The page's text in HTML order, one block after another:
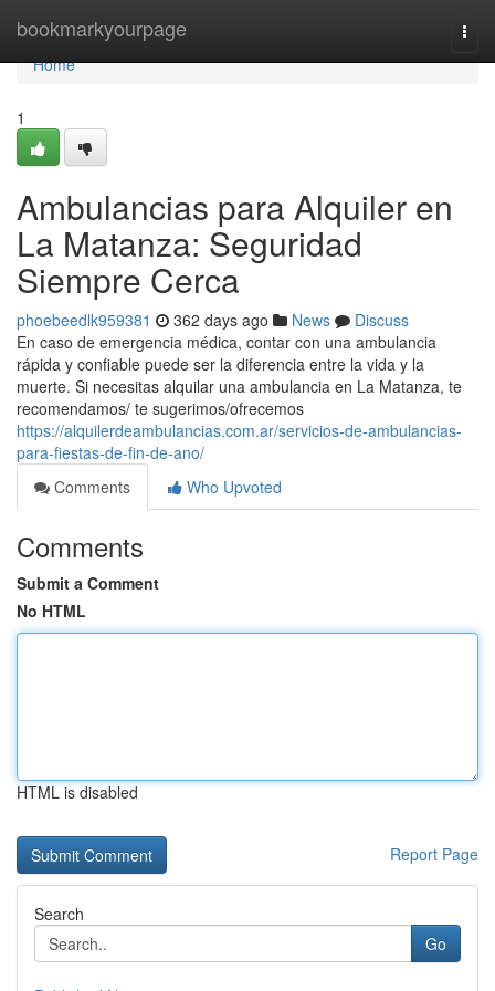
bookmarkyourpage
Home
Home
1
Ambulancias para Alquiler en
La Matanza: Seguridad
Siempre Cerca
phoebeedlk959381 362 days ago News
Discuss
En caso de emergencia médica, contar con una ambulancia
rápida y confiable puede ser la diferencia entre la vida y la
muerte. Si necesitas alquilar una ambulancia en La Matanza, te
recomendamos/ te sugerimos/ofrecemos
https://alquilerdeambulancias.com.ar/servicios-de-ambulancias-
para-fiestas-de-fin-de-ano/
Comments
Who Upvoted
Comments
Submit a Comment
No HTML
HTML is disabled
Report Page
Search
Go